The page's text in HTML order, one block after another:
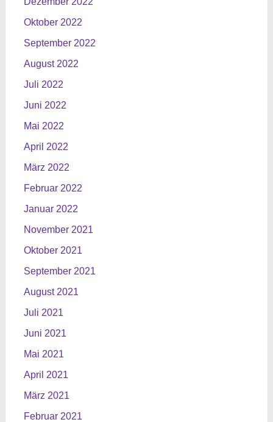
Oktober 2022
September 2022
August 2022
Juli 2022
Juni 2022
Mai 2022
April 2022
März 2022
Februar 2022
Januar 2022
November 2021
Oktober 2021
September 2021
August 2021
Juli 2021
Juni 2021
Mai 2021
April 2021
März 2021
Februar 2021